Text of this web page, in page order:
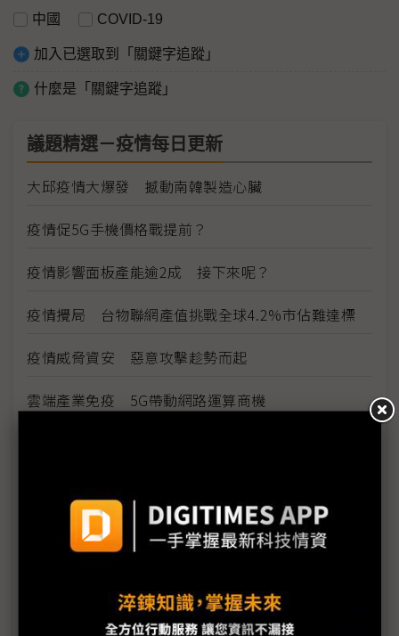
中國 COVID-19
加入已選取到「關鍵字追蹤」
什麼是「關鍵字追蹤」
議題精選－疫情每日更新
大邱疫情大爆發 撼動南韓製造心臟
疫情促5G手機價格戰提前？
疫情影響面板產能逾2成 接下來呢？
疫情攪局 台物聯網產值挑戰全球4.2%市佔難達標
疫情威脅資安 惡意攻擊趁勢而起
雲端產業免疫 5G帶動網路運算商機
三星新機染疫 S20 Ultra傳供應不足
PCB產業加班需求與法規衝突待解決